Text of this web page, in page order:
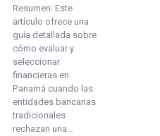
Resumen: Este
artículo ofrece una
guía detallada sobre
cómo evaluar y
seleccionar
financieras en
Panamá cuando las
entidades bancarias
tradicionales
rechazan una…